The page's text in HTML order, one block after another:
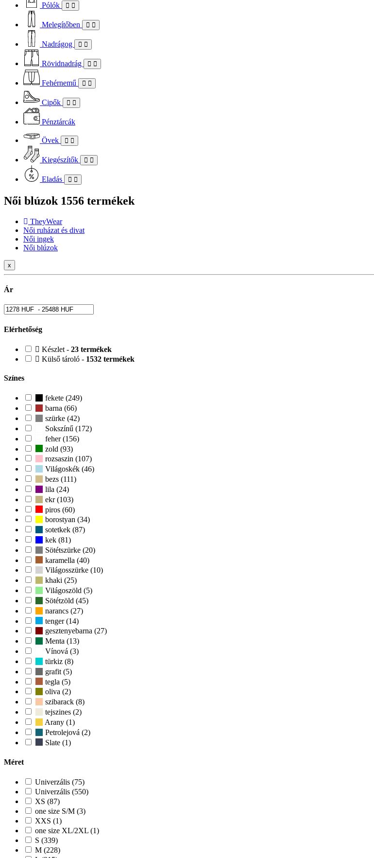
Pólók
Melegítőben
Nadrágog
Rövidnadrág
Fehérnemű
Cipők
Pénztárcák
Övek
Kiegészítők
Eladás
Női blúzok 1556 termékek
TheyWear
Női ruházat és divat
Női ingek
Női blúzok
x
Ár
Elérhetőség
Készlet - 23 termékek
Külső tároló - 1532 termékek
Színes
fekete (249)
barna (66)
szürke (42)
Sokszínű (172)
feher (156)
zold (93)
rozsaszin (107)
Világoskék (46)
bezs (111)
lila (24)
ekr (103)
piros (60)
borostyan (34)
sotetkek (87)
kek (81)
Sötétszürke (20)
karamella (40)
Világosszürke (10)
khaki (25)
Világoszöld (5)
Sötétzöld (45)
narancs (27)
tenger (14)
gesztenyebarna (27)
Menta (13)
Vínová (3)
türkiz (8)
grafit (5)
tegla (5)
oliva (2)
szibarack (8)
tejszines (2)
Arany (1)
Petrolejová (2)
Slate (1)
Méret
Univerzális (75)
Univerzális (550)
XS (87)
one size S/M (3)
XXS (1)
one size XL/2XL (1)
S (339)
M (228)